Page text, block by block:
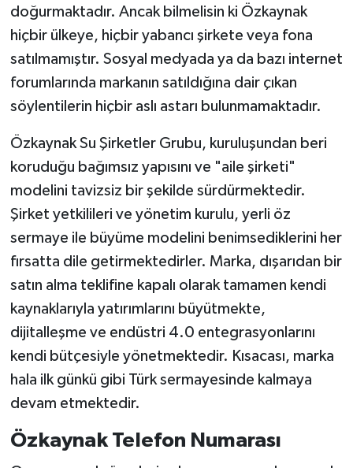
doğurmaktadır. Ancak bilmelisin ki Özkaynak
hiçbir ülkeye, hiçbir yabancı şirkete veya fona
satılmamıştır. Sosyal medyada ya da bazı internet
forumlarında markanın satıldığına dair çıkan
söylentilerin hiçbir aslı astarı bulunmamaktadır.
Özkaynak Su Şirketler Grubu, kuruluşundan beri
koruduğu bağımsız yapısını ve "aile şirketi"
modelini tavizsiz bir şekilde sürdürmektedir.
Şirket yetkilileri ve yönetim kurulu, yerli öz
sermaye ile büyüme modelini benimsediklerini her
fırsatta dile getirmektedirler. Marka, dışarıdan bir
satın alma teklifine kapalı olarak tamamen kendi
kaynaklarıyla yatırımlarını büyütmekte,
dijitalleşme ve endüstri 4.0 entegrasyonlarını
kendi bütçesiyle yönetmektedir. Kısacası, marka
hala ilk günkü gibi Türk sermayesinde kalmaya
devam etmektedir.
Özkaynak Telefon Numarası